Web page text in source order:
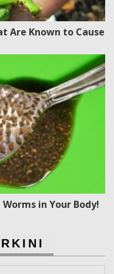
Are Known to Cause
in Your Body!